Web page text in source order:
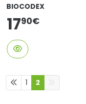
BIOCODEX
1790€
1 2